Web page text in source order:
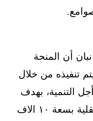
أن المنحة
تنفيذه من خلال
أجل التنمية، بهدف
تمويل إنشاء عدد 5 صوامع حقلية بسعة ١٠ الاف